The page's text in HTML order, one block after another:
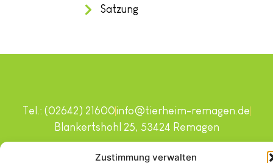
Zustimmung verwalten
Satzung
Copyright © 2024. Alle Rechte vorbehalten.
Tel.: (02642) 21600info@tierheim-remagen.de
Blankertshohl 25, 53424 Remagen